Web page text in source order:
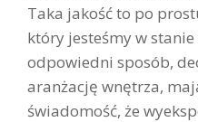
Taka jakość to po
który jesteśmy w
odpowiedni sposób,
aranżację wnętrza,
świadomość, że